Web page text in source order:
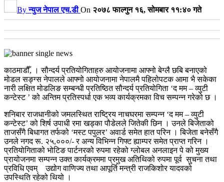
Byन्युज नेपाल एच.डी On २०७८ फाल्गुन १६, सोमबार ११:४० गते
काठमाडौँ, । सौन्दर्य प्रतियोगिताहरु आयोजनामा आफ्नो बेग्लै छबि बनाएको
मोडल सङ्ग्स नेपालले आफ्नो आयोजनामा नेपालमै पहिलोपटक आमा भै सकेका
नारी लक्षित मोडलिङ सम्बन्धी प्रतिष्ठित सौन्दर्य प्रतियोगिता ‘द मम – व्युटी
कन्टेस्ट ’ को अन्तिम प्रतिस्पर्धा एक भव्य कार्यक्रमका विच सम्पन्न गरेको छ ।
शनिबार राजधानीको जमलस्थित राष्ट्रिय नाचघरमा सम्पन्न ‘द मम – व्युटी
कन्टेस्ट’ को शिर्ष उपाधी रमा खड्का पौडेलले जितेकी छिन । उनले बिजेताको
ताजसँगै बिधागत तर्फको ‘मस्ट पपुलर’ अवार्ड समेत हात परिन । बिजेता बनेसँगै
उनले नगद रू. २५,०००/- र अन्य विभिन्न गिफ्ट ह्याम्पर समेत प्राप्त गरिन ।
प्रतियोगिताको भोटिङ पार्टनरको रुपमा रहेको ग्लोबल अनलाइन पे को मुख्य
प्रायोजनमा सम्पन्न उक्त कार्यक्रममा प्रमुख अतिथिको रुपमा पूर्व सुचना तथा
प्रविधि एवम् उद्योग वाणिज्य तथा आपूर्ति मन्त्री राजकिशोर यादवको
उपस्थिति रहेको थियो ।